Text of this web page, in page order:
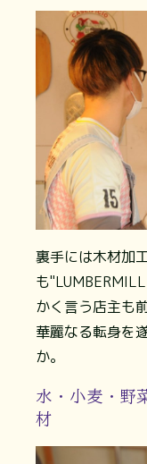
裏手には木材加
も
かく言う店主も
華麗なる転身を
か。
水・小麦・野
材